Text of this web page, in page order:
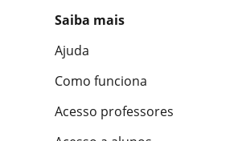
Saiba mais
Ajuda
Como funciona
Acesso professores